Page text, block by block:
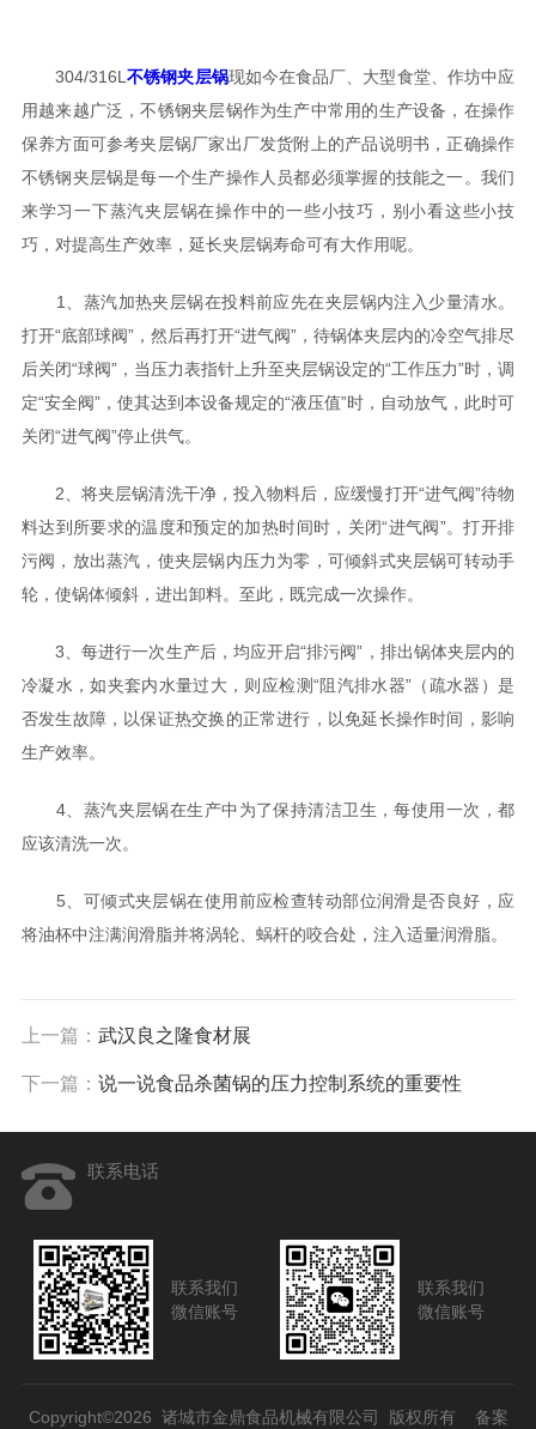
304/316L不锈钢夹层锅现如今在食品厂、大型食堂、作坊中应
用越来越广泛，不锈钢夹层锅作为生产中常用的生产设备，在操作
保养方面可参考夹层锅厂家出厂发货附上的产品说明书，正确操作
不锈钢夹层锅是每一个生产操作人员都必须掌握的技能之一。我们
来学习一下蒸汽夹层锅在操作中的一些小技巧，别小看这些小技
巧，对提高生产效率，延长夹层锅寿命可有大作用呢。
1、蒸汽加热夹层锅在投料前应先在夹层锅内注入少量清水。
打开“底部球阀”，然后再打开“进气阀”，待锅体夹层内的冷空气排尽
后关闭“球阀”，当压力表指针上升至夹层锅设定的“工作压力”时，调
定“安全阀”，使其达到本设备规定的“液压值”时，自动放气，此时可
关闭“进气阀”停止供气。
2、将夹层锅清洗干净，投入物料后，应缓慢打开“进气阀”待物
料达到所要求的温度和预定的加热时间时，关闭“进气阀”。打开排
污阀，放出蒸汽，使夹层锅内压力为零，可倾斜式夹层锅可转动手
轮，使锅体倾斜，进出卸料。至此，既完成一次操作。
3、每进行一次生产后，均应开启“排污阀”，排出锅体夹层内的
冷凝水，如夹套内水量过大，则应检测“阻汽排水器”（疏水器）是
否发生故障，以保证热交换的正常进行，以免延长操作时间，影响
生产效率。
4、蒸汽夹层锅在生产中为了保持清洁卫生，每使用一次，都
应该清洗一次。
5、可倾式夹层锅在使用前应检查转动部位润滑是否良好，应
将油杯中注满润滑脂并将涡轮、蜗杆的咬合处，注入适量润滑脂。
上一篇： 武汉良之隆食材展
下一篇： 说一说食品杀菌锅的压力控制系统的重要性
联系电话
联系我们
微信账号
联系我们
微信账号
Copyright©2026 诸城市金鼎食品机械有限公司 版权所有 备案